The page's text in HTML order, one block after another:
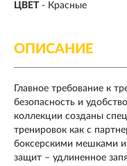
ЦВЕТ - Красные
ОПИСАНИЕ
Главное требование к
безопасность и
коллекции созданы
тренировок как с
боксерскими мешками
защит – удлиненное